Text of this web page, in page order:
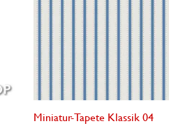
Miniatur-Tapete Klassik 04